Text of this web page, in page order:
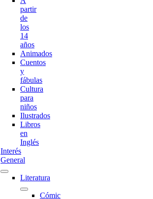
partir
de
los
14
años
Animados
Cuentos
y
fábulas
Cultura
para
niños
Ilustrados
Libros
en
Inglés
Interés
General
Literatura
Cómic